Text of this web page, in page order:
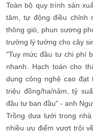
Toàn bộ quy trình sản
tâm, tự động điều chỉnh
thông gió, phun sương
trường lý tưởng cho cây
"Tuy mức đầu tư chi phí
nhanh. Hạch toán cho
dụng công nghệ cao
triệu đồng/ha/năm, tỷ
đầu tư ban đầu" - anh
Trồng dưa lưới trong
nhiều ưu điểm vượt trội